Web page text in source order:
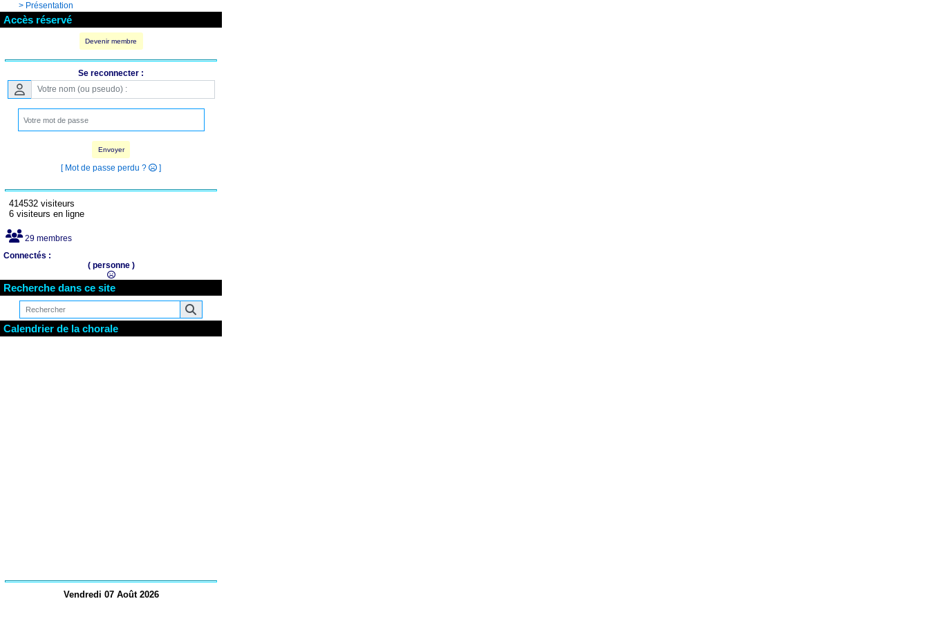
> Présentation
Accès réservé
Devenir membre
Se reconnecter :
Envoyer
[ Mot de passe perdu ? ]
414532 visiteurs
6 visiteurs en ligne
29 membres
Connectés :
( personne )
Recherche dans ce site
Calendrier de la chorale
Vendredi 07 Août 2026